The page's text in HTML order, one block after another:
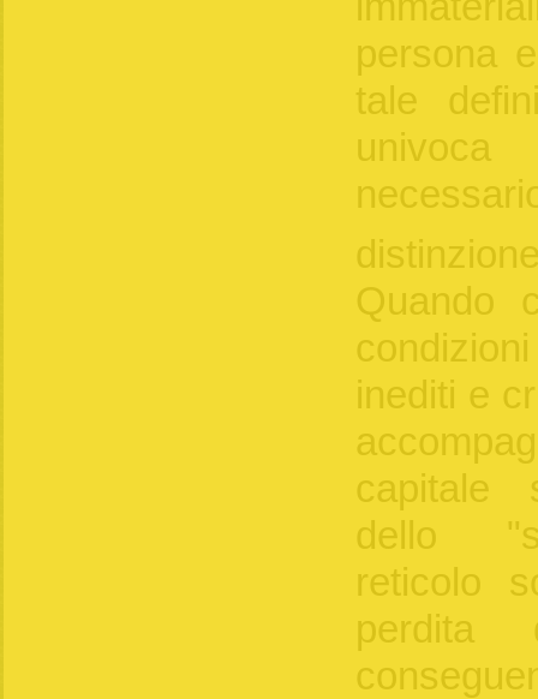
persona
tale
Quando
inediti e
capitale
dello
reticolo
perdita